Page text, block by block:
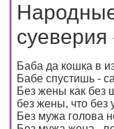
Баба да кошка в
Бабе спустишь -
Без жены как без
без жены, что без
Без мужа голова